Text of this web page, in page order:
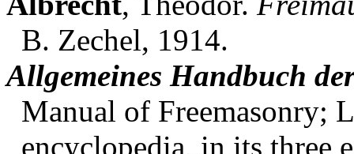
B. Zechel, 1914.
Allgemeines Handbuch
Manual of Freemasonry;
encyclopedia, in its three